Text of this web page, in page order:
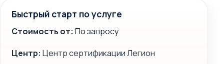
Быстрый старт по услуге
Стоимость от: По запросу
Центр: Центр сертификации Легион